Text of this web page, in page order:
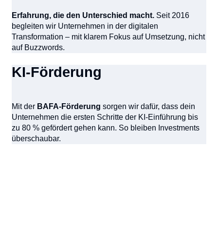
Erfahrung, die den Unterschied macht. Seit 2016
begleiten wir Unternehmen in der digitalen
Transformation – mit klarem Fokus auf Umsetzung, nicht
auf Buzzwords.
KI-Förderung
Mit der BAFA-Förderung sorgen wir dafür, dass dein
Unternehmen die ersten Schritte der KI-Einführung bis
zu 80 % gefördert gehen kann. So bleiben Investments
überschaubar.